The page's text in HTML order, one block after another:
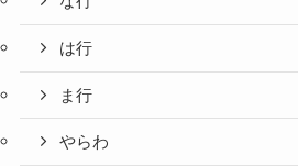
は行
ま行
やらわ